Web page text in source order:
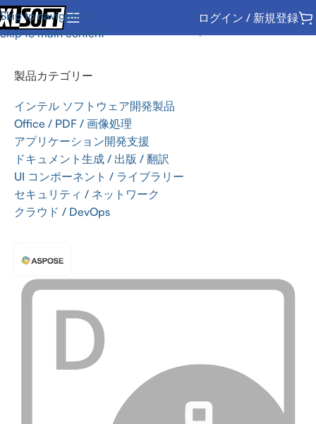
Skip to navigation
Skip to main content
ログイン / 新規登録
ホーム/Office / PDF / 画像処理
製品カテゴリー
インテル ソフトウェア開発製品
Office / PDF / 画像処理
アプリケーション開発支援
ドキュメント生成 / 出版 / 翻訳
UI コンポーネント / ライブラリー
セキュリティ / ネットワーク
クラウド / DevOps